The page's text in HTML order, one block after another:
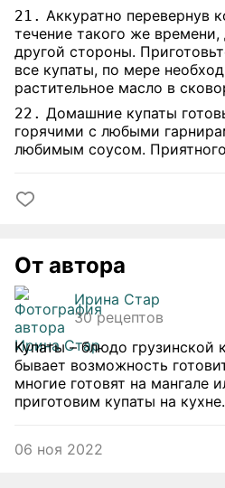
21. Аккуратно перевернув
течение такого же
другой стороны.
все купаты, по мере
растительное масло в
22. Домашние купаты
горячими с любыми
любимым соусом. Приятного
От автора
Ирина Стар
30 рецептов
Купаты – блюдо грузинской
бывает возможность
многие готовят на мангале
приготовим купаты на кухне.
06 ноя 2022